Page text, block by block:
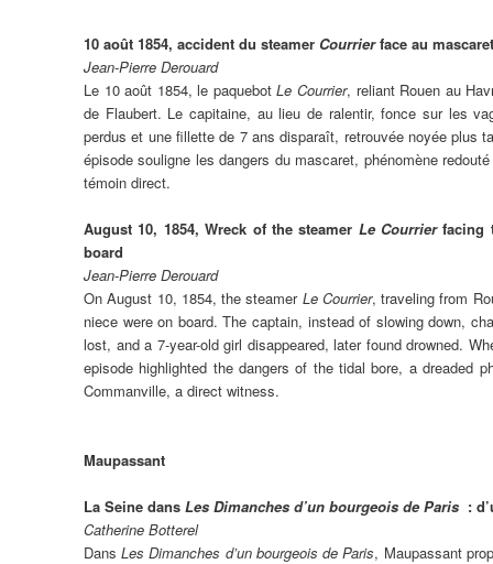
10 août 1854, accident du steamer Courrierface au
Jean-Pierre Derouard
Le 10 août 1854, le paquebotLe Courrier, reliant Rouen au
de Flaubert. Le capitaine, au lieu de ralentir, fonce sur les
perdus et une fillette de 7 ans disparaît, retrouvée noyée plus
épisode souligne les dangers du mascaret, phénomène
témoin direct.
August 10, 1854, Wreck of the steamer Le Courrierfacing
board
Jean-Pierre Derouard
On August 10, 1854, the steamer Le Courrier, traveling from
niece were on board. The captain, instead of slowing down,
lost, and a 7-year-old girl disappeared, later found drowned.
episode highlighted the dangers of the tidal bore, a dreaded
Commanville, a direct witness.
Maupassant
La Seine dans Les Dimanches d’un bourgeois de Paris :
Catherine Botterel
DansLes Dimanches d’un bourgeois de Paris, Maupassant